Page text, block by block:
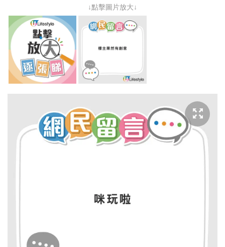
↓點擊圖片放大↓